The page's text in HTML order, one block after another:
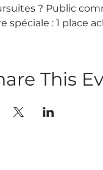
? Public
spéciale : 1 place
This